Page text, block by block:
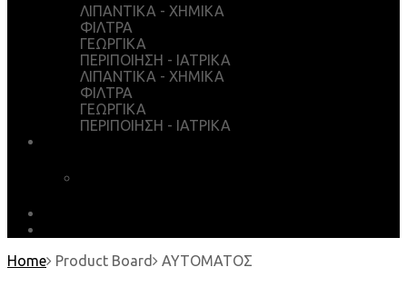
ΛΙΠΑΝΤΙΚΑ - ΧΗΜΙΚΑ
ΦΙΛΤΡΑ
ΓΕΩΡΓΙΚΑ
ΠΕΡΙΠΟΙΗΣΗ - ΙΑΤΡΙΚΑ
ΛΙΠΑΝΤΙΚΑ - ΧΗΜΙΚΑ
ΦΙΛΤΡΑ
ΓΕΩΡΓΙΚΑ
ΠΕΡΙΠΟΙΗΣΗ - ΙΑΤΡΙΚΑ
Home
Product Board ΑΥΤΟΜΑΤΟΣ